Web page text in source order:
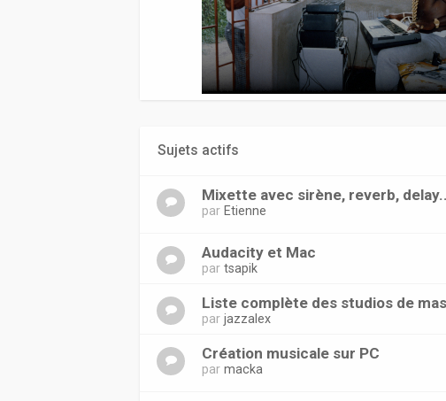
Sujets actifs
Mixette avec sirène, reverb,
par Etienne
Audacity et Mac
partsapik
Liste complète des studios de
parjazzalex
Création musicale sur PC
parmacka